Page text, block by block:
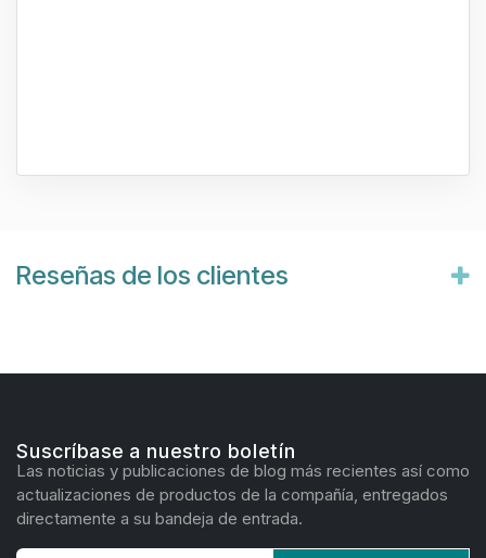
Reseñas de los clientes
Suscríbase a nuestro boletín
Las noticias y publicaciones de blog más recientes así como
actualizaciones de productos de la compañía, entregados
directamente a su bandeja de entrada.